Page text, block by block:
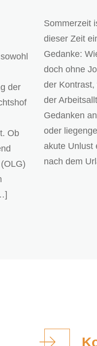
der
Ob
Sommerzeit
dieser Zeit
Gedanke:
doch ohne
der
der
Gedanken
oder
akute Unlust
nach dem